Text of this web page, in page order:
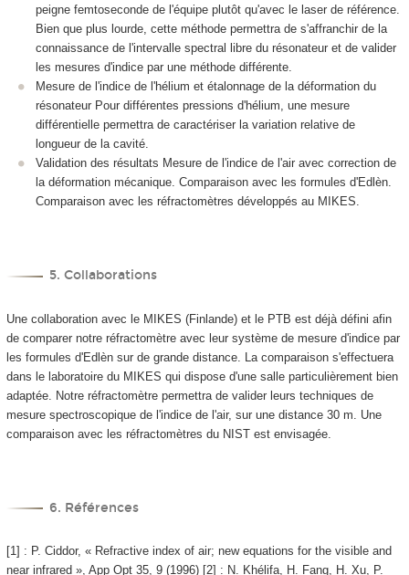
peigne femtoseconde de l'équipe plutôt qu'avec le laser de référence.
Bien que plus lourde, cette méthode permettra de s'affranchir de la
connaissance de l'intervalle spectral libre du résonateur et de valider
les mesures d'indice par une méthode différente.
Mesure de l'indice de l'hélium et étalonnage de la déformation du
résonateur Pour différentes pressions d'hélium, une mesure
différentielle permettra de caractériser la variation relative de
longueur de la cavité.
Validation des résultats Mesure de l'indice de l'air avec correction de
la déformation mécanique. Comparaison avec les formules d'Edlèn.
Comparaison avec les réfractomètres développés au MIKES.
5. Collaborations
Une collaboration avec le MIKES (Finlande) et le PTB est déjà défini afin
de comparer notre réfractomètre avec leur système de mesure d'indice par
les formules d'Edlèn sur de grande distance. La comparaison s'effectuera
dans le laboratoire du MIKES qui dispose d'une salle particulièrement bien
adaptée. Notre réfractomètre permettra de valider leurs techniques de
mesure spectroscopique de l'indice de l'air, sur une distance 30 m. Une
comparaison avec les réfractomètres du NIST est envisagée.
6. Références
[1] : P. Ciddor, « Refractive index of air; new equations for the visible and
near infrared », App Opt 35, 9 (1996) [2] : N. Khélifa, H. Fang, H. Xu, P.